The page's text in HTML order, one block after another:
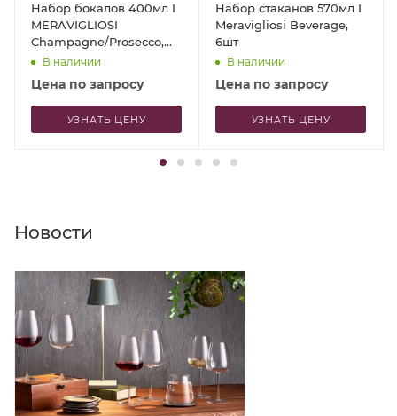
Набор бокалов 400мл I
MERAVIGLIOSI
Champagne/Prosecco,
6штВ наличии
Цена по запросу
УЗНАТЬ ЦЕНУ
Набор стаканов 570мл I
Meravigliosi Beverage,
6шт
В наличии
Цена по запросу
УЗНАТЬ ЦЕНУ
Новости